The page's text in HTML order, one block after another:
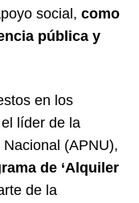
social, como
pública y
en los
líder de la
(APNU),
de ‘Alquiler
de la